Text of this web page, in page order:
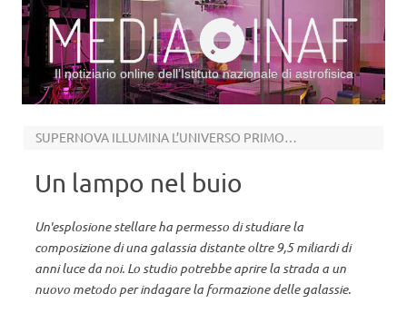
Il notiziario online dell’Istituto nazionale di astrofisica
SUPERNOVA ILLUMINA L’UNIVERSO PRIMORDIALE
Un lampo nel buio
Un'esplosione stellare ha permesso di studiare la
composizione di una galassia distante oltre 9,5 miliardi di
anni luce da noi. Lo studio potrebbe aprire la strada a un
nuovo metodo per indagare la formazione delle galassie.